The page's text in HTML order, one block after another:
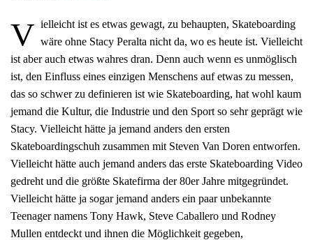
V ielleicht ist es etwas gewagt, zu behaupten, Skateboarding
wäre ohne Stacy Peralta nicht da, wo es heute ist. Vielleicht
ist aber auch etwas wahres dran. Denn auch wenn es unmöglisch
ist, den Einfluss eines einzigen Menschens auf etwas zu messen,
das so schwer zu definieren ist wie Skateboarding, hat wohl kaum
jemand die Kultur, die Industrie und den Sport so sehr geprägt wie
Stacy. Vielleicht hätte ja jemand anders den ersten
Skateboardingschuh zusammen mit Steven Van Doren entworfen.
Vielleicht hätte auch jemand anders das erste Skateboarding Video
gedreht und die größte Skatefirma der 80er Jahre mitgegründet.
Vielleicht hätte ja sogar jemand anders ein paar unbekannte
Teenager namens Tony Hawk, Steve Caballero und Rodney
Mullen entdeckt und ihnen die Möglichkeit gegeben,